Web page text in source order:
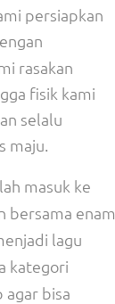
persiapkan
rasakan
fisik kami
selalu
maju.
masuk ke
bersama enam
lagu
kategori
bisa